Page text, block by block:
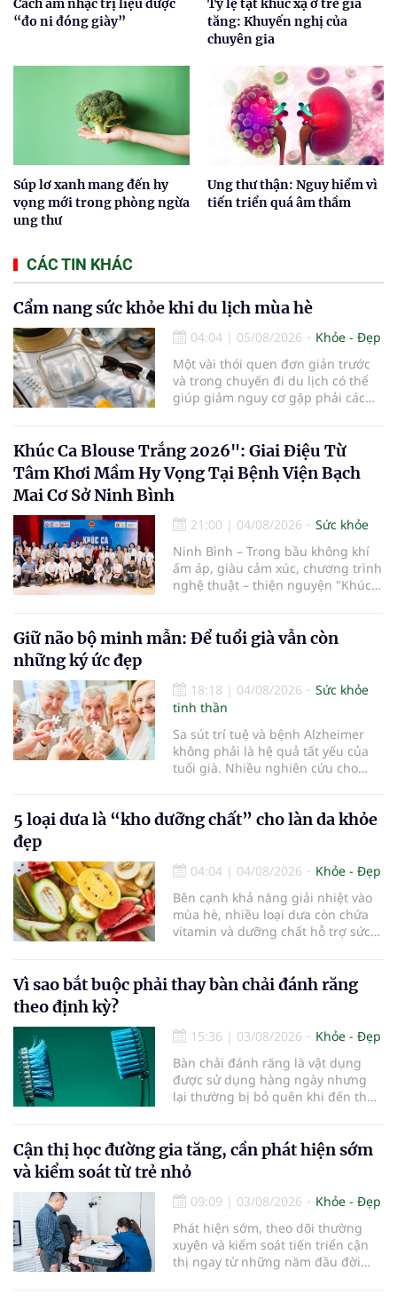
Cách âm nhạc trị liệu được
“đo ni đóng giày”
Tỷ lệ tật khúc xạ ở trẻ gia
tăng: Khuyến nghị của
chuyên gia
Súp lơ xanh mang đến hy
vọng mới trong phòng ngừa
ung thư
Ung thư thận: Nguy hiểm vì
tiến triển quá âm thầm
CÁC TIN KHÁC
Cẩm nang sức khỏe khi du lịch mùa hè
04:04 | 05/08/2026
Khỏe - Đẹp
Một vài thói quen đơn giản trước
và trong chuyến đi du lịch có thể
giúp giảm nguy cơ gặp phải các
Khúc Ca Blouse Trắng 2026": Giai Điệu Từ
Tâm Khơi Mầm Hy Vọng Tại Bệnh Viện Bạch
Mai Cơ Sở Ninh Bình
21:00 | 04/08/2026
Sức khỏe
Ninh Bình – Trong bầu không khí
ấm áp, giàu cảm xúc, chương trình
nghệ thuật – thiện nguyện "Khúc
điểm dừng chân đầu tiên tại Bệnh
viện Bạch Mai cơ sở Ninh Bình.
Giữ não bộ minh mẫn: Để tuổi già vẫn còn
những ký ức đẹp
18:18 | 04/08/2026
Sức khỏe
tinh thần
Sa sút trí tuệ và bệnh Alzheimer
không phải là hệ quả tất yếu của
tuổi già. Nhiều nghiên cứu cho
rèn luyện trí não mỗi ngày có thể
tuổi gìn giữ trí nhớ và sống độc lập
5 loại dưa là “kho dưỡng chất” cho làn da khỏe
đẹp
04:04 | 04/08/2026
Khỏe - Đẹp
Bên cạnh khả năng giải nhiệt vào
mùa hè, nhiều loại dưa còn chứa
vitamin và dưỡng chất hỗ trợ sức
Vì sao bắt buộc phải thay bàn chải đánh răng
theo định kỳ?
15:36 | 03/08/2026
Khỏe - Đẹp
Bàn chải đánh răng là vật dụng
được sử dụng hàng ngày nhưng
lại thường bị bỏ quên khi đến thời
bàn chải quá lâu có thể làm giảm
hiệu quả làm sạch và ảnh hưởng
đến sức khỏe răng miệng...
Cận thị học đường gia tăng, cần phát hiện sớm
và kiểm soát từ trẻ nhỏ
09:09 | 03/08/2026
Khỏe - Đẹp
Phát hiện sớm, theo dõi thường
xuyên và kiểm soát tiến triển cận
thị ngay từ những năm đầu đời